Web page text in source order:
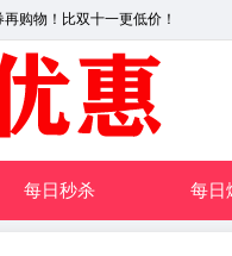
购物！比双十一更低价！
每日秒杀 每日